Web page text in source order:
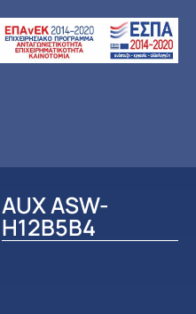
AUX ASW-
H12B5B4